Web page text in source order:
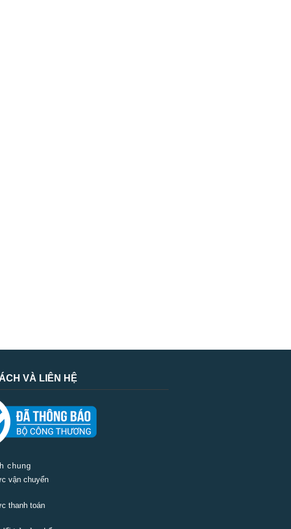
VÀ LIÊN HỆ
chung
vận chuyển
thanh toán